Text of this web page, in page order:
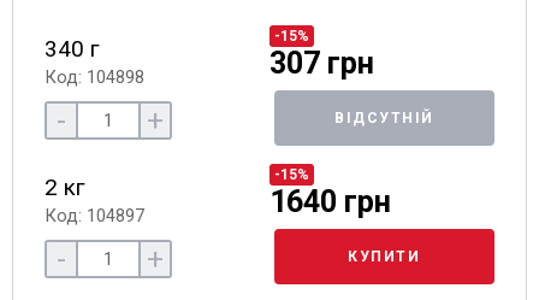
340 г
Код: 104898
-15%
307 грн
- + ВІДСУТНІЙ
2 кг
Код: 104897
-15%
1640 грн
- + КУПИТИ